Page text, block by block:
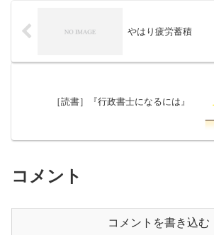
やはり疲労蓄積
［読書］『行政書士になるには』
コメント
コメントを書き込む